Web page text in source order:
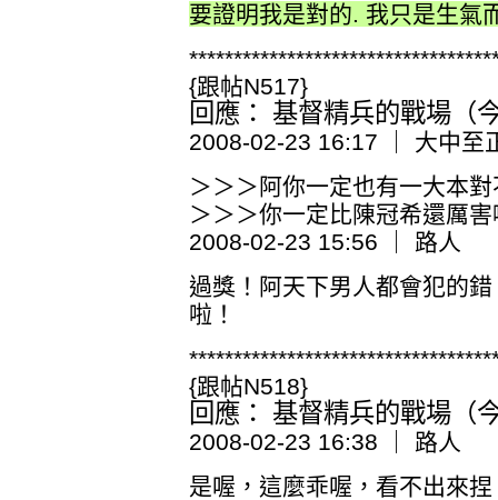
要證明我是對的. 我只是生氣
{跟帖N517}
回應： 基督精兵的戰場（
2008-02-23 16:17 ｜ 大中至
＞＞＞阿你一定也有一大本
＞＞＞你一定比陳冠希還厲
2008-02-23 15:56 ｜ 路人
過獎！阿天下男人都會犯的
啦！
{跟帖N518}
回應： 基督精兵的戰場（
2008-02-23 16:38 ｜ 路人
是喔，這麼乖喔，看不出來